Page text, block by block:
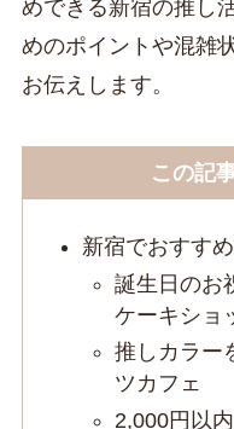
めできる新宿の推し
めのポイントや混雑
お伝えします。
この記
新宿でおすす
誕生日のお
ケーキショ
推しカラー
ツカフェ
2,000円以